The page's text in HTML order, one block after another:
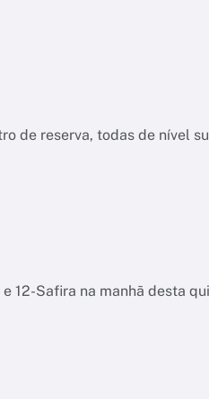
de reserva, todas de nível
12-Safira na manhã desta